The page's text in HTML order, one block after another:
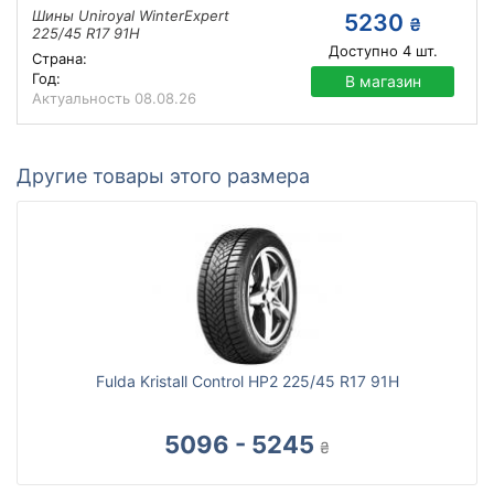
Шины Uniroyal WinterExpert
225/45 R17 91H
Страна:
Год:
Актуальность 08.08.26
5230 ₴
Доступно 4шт.
В магазин
Другие товары этого размера
Fulda Kristall Control HP2 225/45 R17 91H
5096 - 5245 ₴